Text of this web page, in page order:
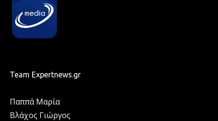
Team Expertnews.gr
Παππά Μαρία
Βλάχος Γιώργος